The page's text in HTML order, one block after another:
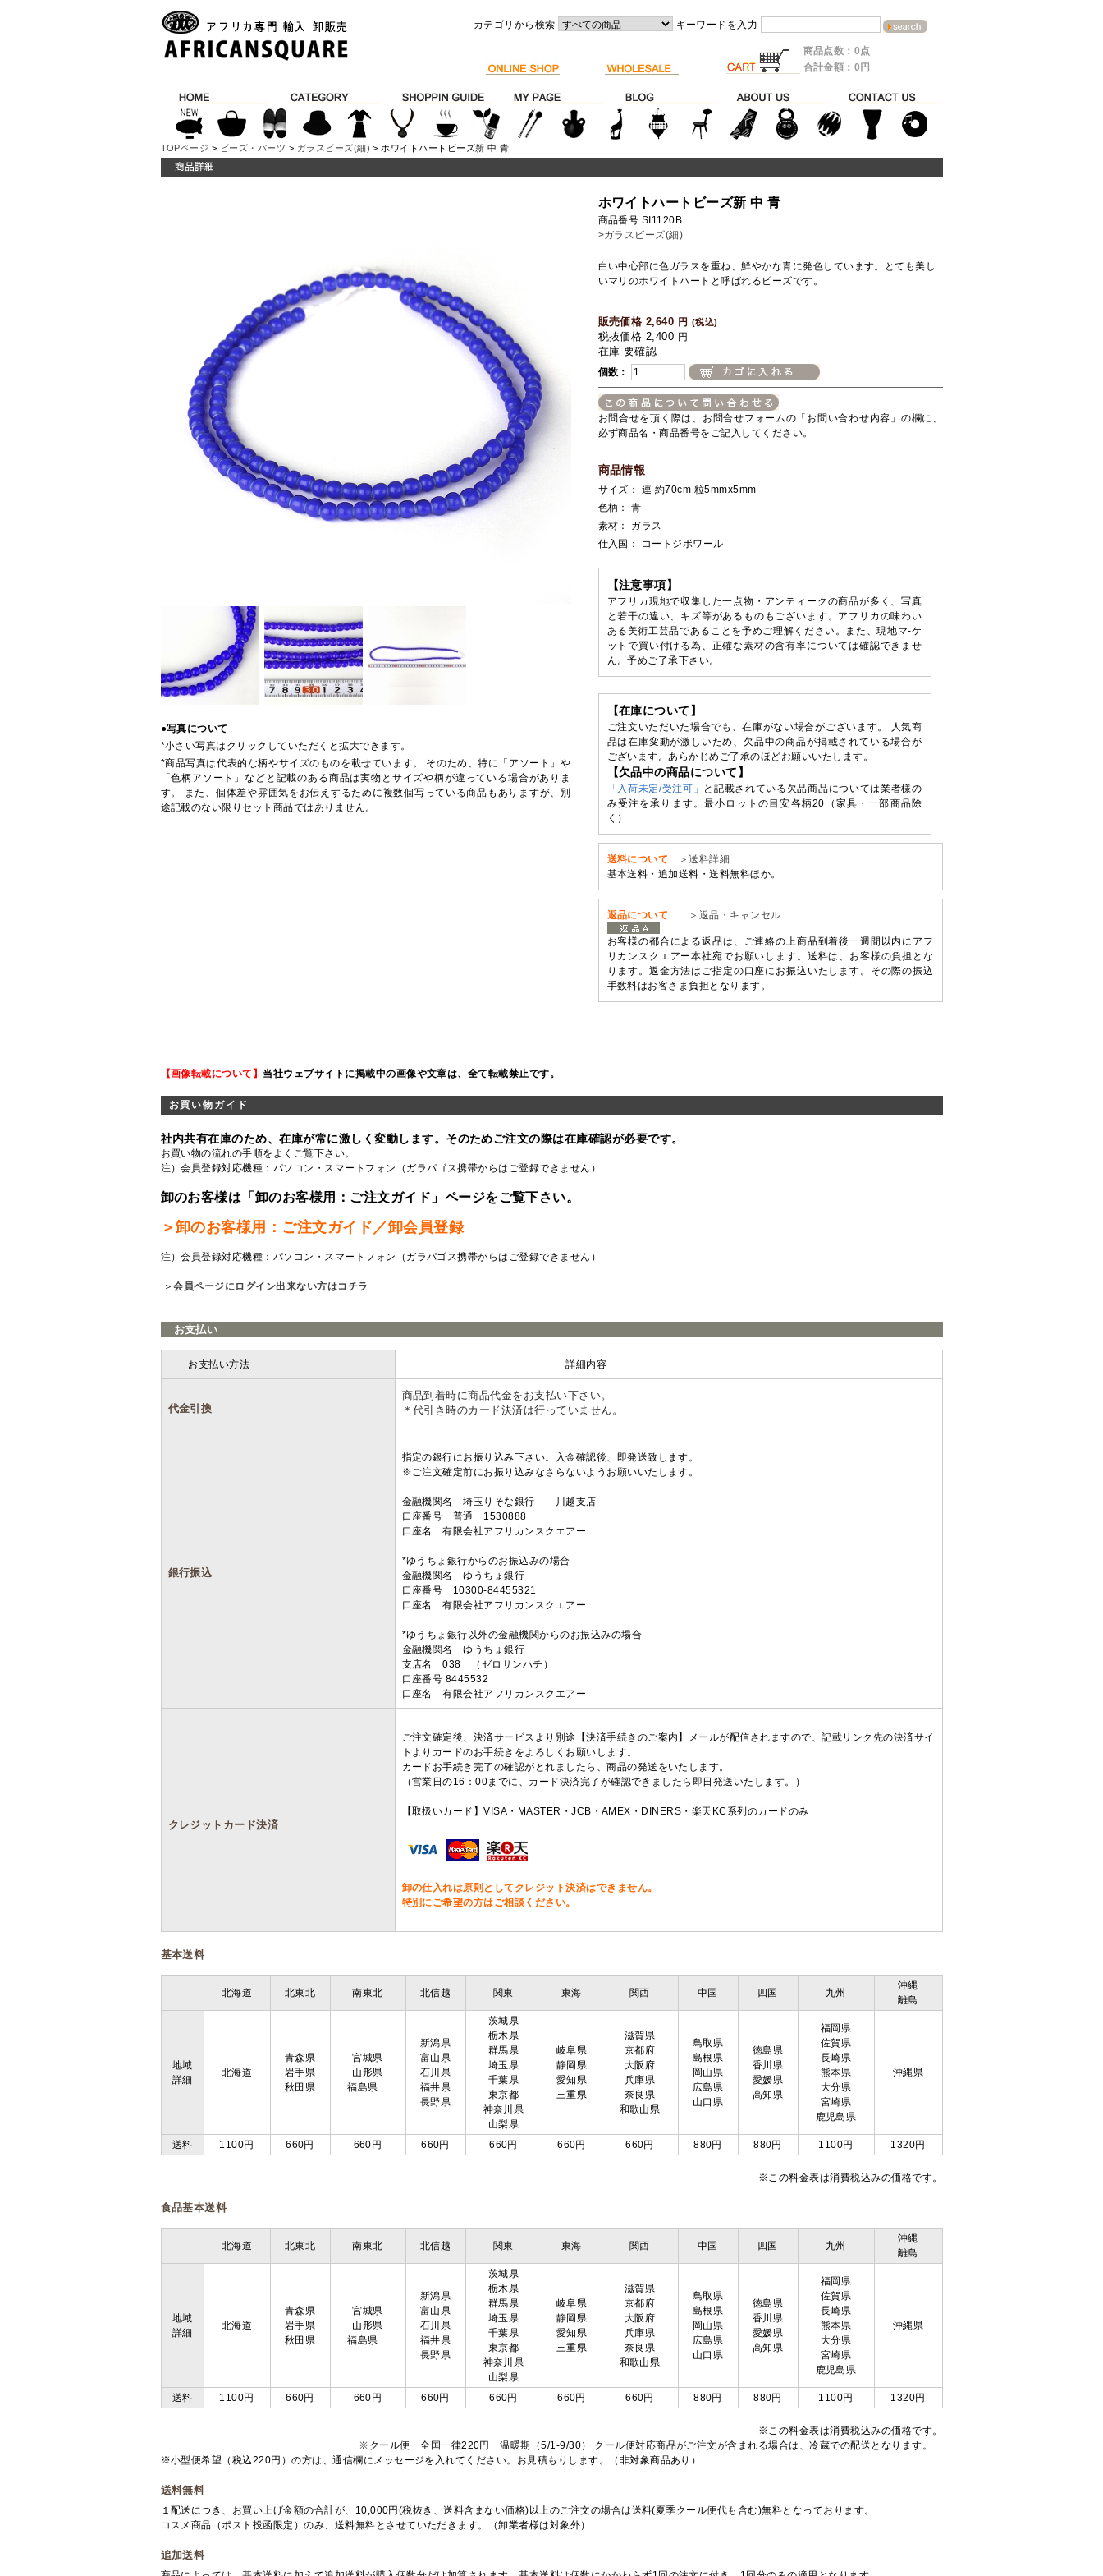
カテゴリから検索 キーワードを入力
商品点数：0点
合計金額：0円
TOPページ > ビーズ・パーツ > ガラスビーズ(細) > ホワイトハートビーズ新 中 青
●写真について
*小さい写真はクリックしていただくと拡大できます。
*商品写真は代表的な柄やサイズのものを載せています。 そのため、特に「アソート」や
「色柄アソート」などと記載のある商品は実物とサイズや柄が違っている場合がありま
す。 また、個体差や雰囲気をお伝えするために複数個写っている商品もありますが、別
途記載のない限りセット商品ではありません。
ホワイトハートビーズ新 中 青
商品番号 SI1120B
>ガラスビーズ(細)
白い中心部に色ガラスを重ね、鮮やかな青に発色しています。とても美し
いマリのホワイトハートと呼ばれるビーズです。
販売価格 2,640 円 (税込)
税抜価格 2,400 円
在庫 要確認
個数：
お問合せを頂く際は、お問合せフォームの「お問い合わせ内容」の欄に、
必ず商品名・商品番号をご記入してください。
商品情報
サイズ： 連 約70cm 粒5mmx5mm
色柄： 青
素材： ガラス
仕入国： コートジボワール
【注意事項】
アフリカ現地で収集した一点物・アンティークの商品が多く、写真
と若干の違い、キズ等があるものもございます。アフリカの味わい
ある美術工芸品であることを予めご理解ください。また、現地マ-ケ
ットで買い付ける為、正確な素材の含有率については確認できませ
ん。予めご了承下さい。
【在庫について】
ご注文いただいた場合でも、在庫がない場合がございます。 人気商
品は在庫変動が激しいため、欠品中の商品が掲載されている場合が
ございます。あらかじめご了承のほどお願いいたします。
【欠品中の商品について】
「入荷未定/受注可」
と記載されている欠品商品については業者様の
み受注を承ります。最小ロットの目安各柄20（家具・一部商品除
く）
送料について
＞送料詳細
基本送料・追加送料・送料無料ほか。
返品について ＞返品・キャンセル
お客様の都合による返品は、ご連絡の上商品到着後一週間以内にアフ
リカンスクエアー本社宛でお願いします。送料は、お客様の負担とな
ります。返金方法はご指定の口座にお振込いたします。その際の振込
手数料はお客さま負担となります。
【画像転載について】 当社ウェブサイトに掲載中の画像や文章は、全て転載禁止です。
お買い物ガイド
社内共有在庫のため、在庫が常に激しく変動します。そのためご注文の際は在庫確認が必要です。
お買い物の流れの手順をよくご覧下さい。
注）会員登録対応機種：パソコン・スマートフォン（ガラパゴス携帯からはご登録できません）
卸のお客様は「卸のお客様用：ご注文ガイド」ページをご覧下さい。
＞卸のお客様用：ご注文ガイド／卸会員登録
注）会員登録対応機種：パソコン・スマートフォン（ガラパゴス携帯からはご登録できません）
＞会員ページにログイン出来ない方はコチラ
お支払い
お支払い方法 詳細内容
代金引換
商品到着時に商品代金をお支払い下さい。
＊代引き時のカード決済は行っていません。
銀行振込
指定の銀行にお振り込み下さい。入金確認後、即発送致します。
※ご注文確定前にお振り込みなさらないようお願いいたします。
金融機関名 埼玉りそな銀行 川越支店
口座番号 普通 1530888
口座名 有限会社アフリカンスクエアー
*ゆうちょ銀行からのお振込みの場合
金融機関名 ゆうちょ銀行
口座番号 10300-84455321
口座名 有限会社アフリカンスクエアー
*ゆうちょ銀行以外の金融機関からのお振込みの場合
金融機関名 ゆうちょ銀行
支店名 038 （ゼロサンハチ）
口座番号 8445532
口座名 有限会社アフリカンスクエアー
クレジットカード決済
ご注文確定後、決済サービスより別途【決済手続きのご案内】メールが配信されますので、記載リンク先の決済サイ
トよりカードのお手続きをよろしくお願いします。
カードお手続き完了の確認がとれましたら、商品の発送をいたします。
（営業日の16：00までに、カード決済完了が確認できましたら即日発送いたします。）
【取扱いカード】VISA・MASTER・JCB・AMEX・DINERS・楽天KC系列のカードのみ
卸の仕入れは原則としてクレジット決済はできません。
特別にご希望の方はご相談ください。
基本送料
北海道 北東北 南東北 北信越 関東 東海 関西 中国 四国 九州
沖縄
離島
地域
詳細
北海道
青森県
岩手県
秋田県
宮城県
山形県
福島県
新潟県
富山県
石川県
福井県
長野県
茨城県
栃木県
群馬県
埼玉県
千葉県
東京都
神奈川県
山梨県
岐阜県
静岡県
愛知県
三重県
滋賀県
京都府
大阪府
兵庫県
奈良県
和歌山県
鳥取県
島根県
岡山県
広島県
山口県
徳島県
香川県
愛媛県
高知県
福岡県
佐賀県
長崎県
熊本県
大分県
宮崎県
鹿児島県
沖縄県
送料 1100円 660円 660円 660円 660円 660円 660円 880円 880円 1100円 1320円
※この料金表は消費税込みの価格です。
食品基本送料
北海道 北東北 南東北 北信越 関東 東海 関西 中国 四国 九州
沖縄
離島
地域
詳細
北海道
青森県
岩手県
秋田県
宮城県
山形県
福島県
新潟県
富山県
石川県
福井県
長野県
茨城県
栃木県
群馬県
埼玉県
千葉県
東京都
神奈川県
山梨県
岐阜県
静岡県
愛知県
三重県
滋賀県
京都府
大阪府
兵庫県
奈良県
和歌山県
鳥取県
島根県
岡山県
広島県
山口県
徳島県
香川県
愛媛県
高知県
福岡県
佐賀県
長崎県
熊本県
大分県
宮崎県
鹿児島県
沖縄県
送料 1100円 660円 660円 660円 660円 660円 660円 880円 880円 1100円 1320円
※この料金表は消費税込みの価格です。
※クール便 全国一律220円 温暖期（5/1-9/30） クール便対応商品がご注文が含まれる場合は、冷蔵での配送となります。
※小型便希望（税込220円）の方は、通信欄にメッセージを入れてください。お見積もりします。（非対象商品あり）
送料無料
１配送につき、お買い上げ金額の合計が、10,000円(税抜き、送料含まない価格)以上のご注文の場合は送料(夏季クール便代も含む)無料となっております。
コスメ商品（ポスト投函限定）のみ、送料無料とさせていただきます。（卸業者様は対象外）
追加送料